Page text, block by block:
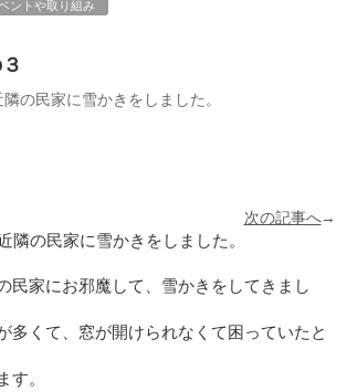
ントや取り組み
の民家に雪かきをしました。
次の記事へ→
隣の民家に雪かきをしました。
民家にお邪魔して、雪かきをしてきまし
多くて、窓が開けられなくて困っていたと
す。